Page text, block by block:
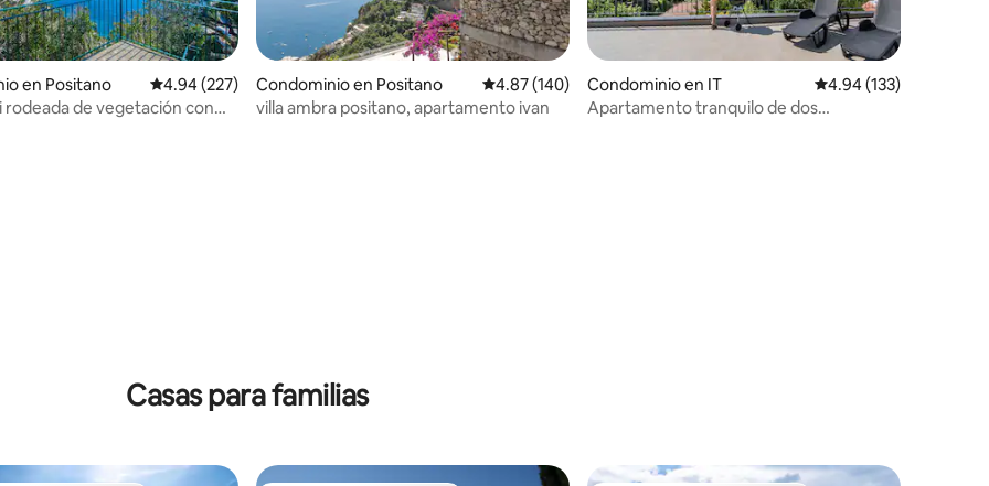
de 5; 120 evaluaciones
en Positano Calificación promedio: 4.94 de 5; 227 evaluaciones
4.94 (227)
rodeada de vegetación con
Condominio en Positano Calificación promedio: 4.87 de 5; 140 evaluaciones
4.87 (140)
villa ambra positano, apartamento ivan
Condominio en IT Calificación promedio:
4.94 (133)
Apartamento tranquilo de dos
Casas para familias